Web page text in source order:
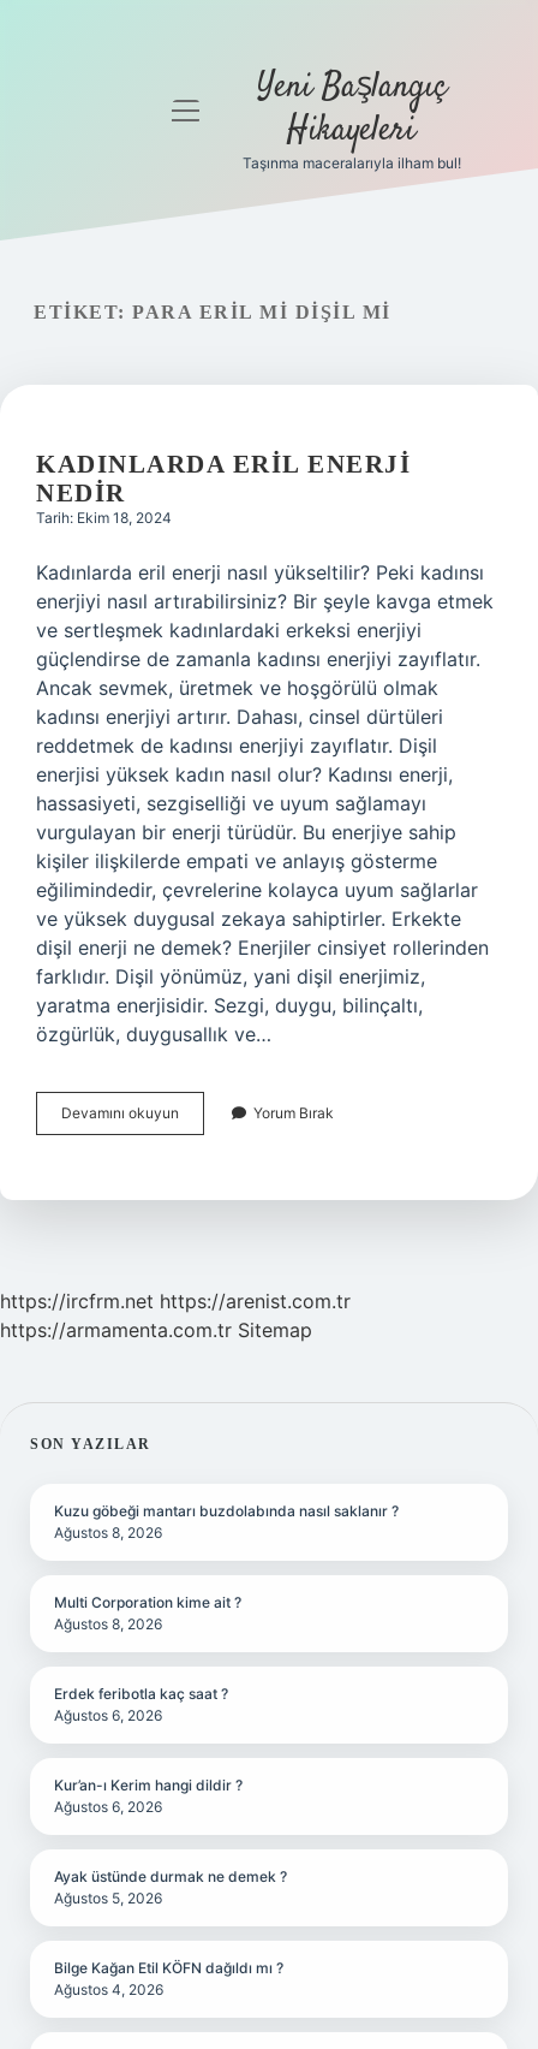
Gizlilik
Yasal Uyarı
Hakkımızda
menüyü
Yeni Başlangıç
Hikayeleri
Taşınma maceralarıyla ilham bul!
ETIKET: PARA ERIL MI DIŞIL MI
KADINLARDA ERIL ENERJI
NEDIR
Tarih: Ekim 18, 2024
Kadınlarda eril enerji nasıl yükseltilir? Peki kadınsı
enerjiyi nasıl artırabilirsiniz? Bir şeyle kavga etmek
ve sertleşmek kadınlardaki erkeksi enerjiyi
güçlendirse de zamanla kadınsı enerjiyi zayıflatır.
Ancak sevmek, üretmek ve hoşgörülü olmak
kadınsı enerjiyi artırır. Dahası, cinsel dürtüleri
reddetmek de kadınsı enerjiyi zayıflatır. Dişil
enerjisi yüksek kadın nasıl olur? Kadınsı enerji,
hassasiyeti, sezgiselliği ve uyum sağlamayı
vurgulayan bir enerji türüdür. Bu enerjiye sahip
kişiler ilişkilerde empati ve anlayış gösterme
eğilimindedir, çevrelerine kolayca uyum sağlarlar
ve yüksek duygusal zekaya sahiptirler. Erkekte
dişil enerji ne demek? Enerjiler cinsiyet rollerinden
farklıdır. Dişil yönümüz, yani dişil enerjimiz,
yaratma enerjisidir. Sezgi, duygu, bilinçaltı,
özgürlük, duygusallık ve…
Devamını okuyun Kadınlarda
Eril
Yorum Bırak
https://ircfrm.net https://arenist.com.tr
https://armamenta.com.tr Sitemap
SIDEBAR
SON YAZILAR
Kuzu göbeği mantarı buzdolabında nasıl saklanır ?
Ağustos 8, 2026
Multi Corporation kime ait ?
Ağustos 8, 2026
Erdek feribotla kaç saat ?
Ağustos 6, 2026
Kur’an-ı Kerim hangi dildir ?
Ağustos 6, 2026
Ayak üstünde durmak ne demek ?
Ağustos 5, 2026
Bilge Kağan Etil KÖFN dağıldı mı ?
Ağustos 4, 2026